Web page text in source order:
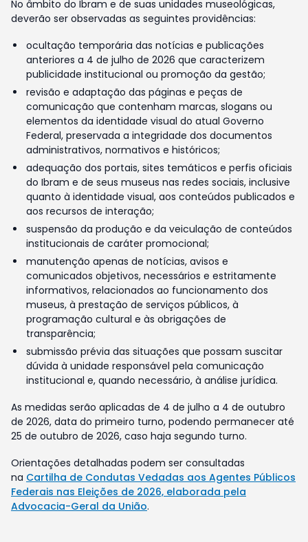
No âmbito do Ibram e de suas unidades museológicas,
deverão ser observadas as seguintes providências:
ocultação temporária das notícias e publicações
anteriores a 4 de julho de 2026 que caracterizem
publicidade institucional ou promoção da gestão;
revisão e adaptação das páginas e peças de
comunicação que contenham marcas, slogans ou
elementos da identidade visual do atual Governo
Federal, preservada a integridade dos documentos
administrativos, normativos e históricos;
adequação dos portais, sites temáticos e perfis oficiais
do Ibram e de seus museus nas redes sociais, inclusive
quanto à identidade visual, aos conteúdos publicados e
aos recursos de interação;
suspensão da produção e da veiculação de conteúdos
institucionais de caráter promocional;
manutenção apenas de notícias, avisos e
comunicados objetivos, necessários e estritamente
informativos, relacionados ao funcionamento dos
museus, à prestação de serviços públicos, à
programação cultural e às obrigações de
transparência;
submissão prévia das situações que possam suscitar
dúvida à unidade responsável pela comunicação
institucional e, quando necessário, à análise jurídica.
As medidas serão aplicadas de 4 de julho a 4 de outubro
de 2026, data do primeiro turno, podendo permanecer até
25 de outubro de 2026, caso haja segundo turno.
Orientações detalhadas podem ser consultadas
na Cartilha de Condutas Vedadas aos Agentes Públicos
Federais nas Eleições de 2026, elaborada pela
Advocacia-Geral da União.